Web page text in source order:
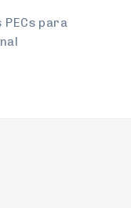
PECs para